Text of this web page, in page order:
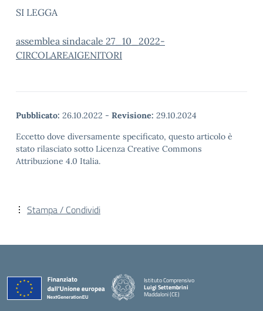
SI LEGGA
assemblea sindacale 27_10_2022-
CIRCOLAREAIGENITORI
Pubblicato: 26.10.2022 - Revisione: 29.10.2024
Eccetto dove diversamente specificato, questo articolo è
stato rilasciato sotto Licenza Creative Commons
Attribuzione 4.0 Italia.
Stampa / Condividi
Istituto Comprensivo
Luigi Settembrini
Maddaloni (CE)